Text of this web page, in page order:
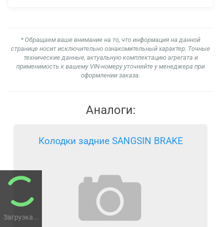
Загрузка...
* Обращаем ваше внимание на то, что информация на данной
странице носит исключительно ознакомительный характер. Точные
технические данные, актуальную комплектацию агрегата и
применимость к вашему VIN-номеру уточняйте у менеджера при
оформлении заказа.
Аналоги:
Колодки задние SANGSIN BRAKE